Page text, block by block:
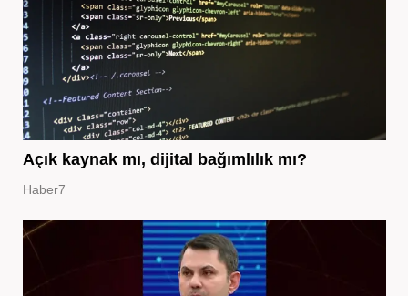
Açık kaynak mı, dijital bağımlılık mı?
Haber7